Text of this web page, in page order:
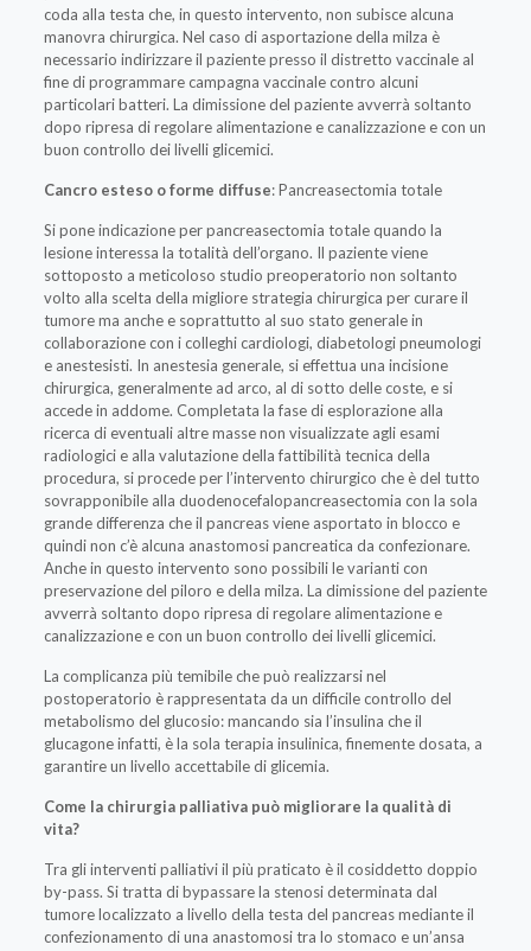
coda alla testa che, in questo intervento, non subisce alcuna
manovra chirurgica. Nel caso di asportazione della milza è
necessario indirizzare il paziente presso il distretto vaccinale al
fine di programmare campagna vaccinale contro alcuni
particolari batteri. La dimissione del paziente avverrà soltanto
dopo ripresa di regolare alimentazione e canalizzazione e con un
buon controllo dei livelli glicemici.
Cancro esteso o forme diffuse: Pancreasectomia totale
Si pone indicazione per pancreasectomia totale quando la
lesione interessa la totalità dell’organo. Il paziente viene
sottoposto a meticoloso studio preoperatorio non soltanto
volto alla scelta della migliore strategia chirurgica per curare il
tumore ma anche e soprattutto al suo stato generale in
collaborazione con i colleghi cardiologi, diabetologi pneumologi
e anestesisti. In anestesia generale, si effettua una incisione
chirurgica, generalmente ad arco, al di sotto delle coste, e si
accede in addome. Completata la fase di esplorazione alla
ricerca di eventuali altre masse non visualizzate agli esami
radiologici e alla valutazione della fattibilità tecnica della
procedura, si procede per l’intervento chirurgico che è del tutto
sovrapponibile alla duodenocefalopancreasectomia con la sola
grande differenza che il pancreas viene asportato in blocco e
quindi non c’è alcuna anastomosi pancreatica da confezionare.
Anche in questo intervento sono possibili le varianti con
preservazione del piloro e della milza. La dimissione del paziente
avverrà soltanto dopo ripresa di regolare alimentazione e
canalizzazione e con un buon controllo dei livelli glicemici.
La complicanza più temibile che può realizzarsi nel
postoperatorio è rappresentata da un difficile controllo del
metabolismo del glucosio: mancando sia l’insulina che il
glucagone infatti, è la sola terapia insulinica, finemente dosata, a
garantire un livello accettabile di glicemia.
Come la chirurgia palliativa può migliorare la qualità di
vita?
Tra gli interventi palliativi il più praticato è il cosiddetto doppio
by-pass. Si tratta di bypassare la stenosi determinata dal
tumore localizzato a livello della testa del pancreas mediante il
confezionamento di una anastomosi tra lo stomaco e un’ansa